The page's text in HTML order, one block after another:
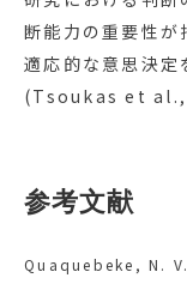
断能力の重要性が
適応的な意思決定
(Tsoukas et al.,
参考文献
Quaquebeke, N.